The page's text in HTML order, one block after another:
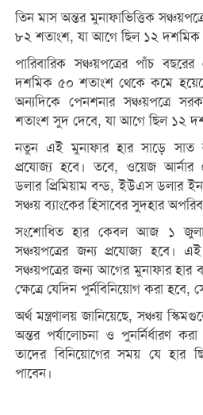
তিন মাস অন্তর মুনাফাভিত্তিক
৮২ শতাংশ, যা আগে ছিল ১২ দশমিক
পারিবারিক সঞ্চয়পত্রের পাঁচ
দশমিক ৫০ শতাংশ থেকে কমে
অন্যদিকে পেনশনার সঞ্চয়পত্রে
শতাংশ সুদ দেবে, যা আগে ছিল ১২
নতুন এই মুনাফার হার সাড়ে সাত
প্রযোজ্য হবে। তবে, ওয়েজ
ডলার প্রিমিয়াম বন্ড, ইউএস ডলার
সঞ্চয় ব্যাংকের হিসাবের সুদহার
সংশোধিত হার কেবল আজ ১
সঞ্চয়পত্রের জন্য প্রযোজ্য হবে।
সঞ্চয়পত্রের জন্য আগের মুনাফার হার
ক্ষেত্রে যেদিন পুর্নবিনিয়োগ করা হবে,
অর্থ মন্ত্রণালয় জানিয়েছে, সঞ্চয়
অন্তর পর্যালোচনা ও পুনর্নির্ধারণ
তাদের বিনিয়োগের সময় যে হার
পাবেন।